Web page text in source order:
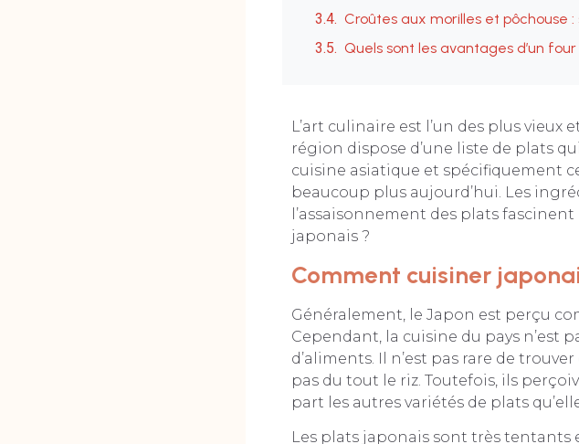
Croûtes aux morilles et pôchouse
Quels sont les avantages d’un
L’art culinaire est l’un des plus
région dispose d’une liste de plats
cuisine asiatique et spécifiquement
beaucoup plus aujourd’hui. Les
l’assaisonnement des plats
japonais ?
Comment cuisiner
Généralement, le Japon est perçu
Cependant, la cuisine du pays n’est
d’aliments. Il n’est pas rare de
pas du tout le riz. Toutefois, ils
part les autres variétés de plats
Les plats japonais sont très tentants